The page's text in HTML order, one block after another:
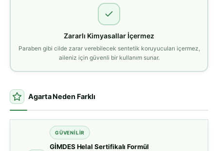
Zararlı Kimyasallar İçermez
Paraben gibi cilde zarar verebilecek sentetik koruyucuları içermez,
aileniz için güvenli bir kullanım sunar.
Agarta Neden Farklı
GÜVENILIR
GİMDES Helal Sertifikalı Formül